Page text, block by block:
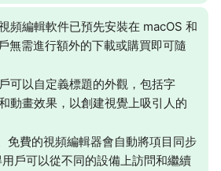
頻編輯軟件已預先安裝在 macOS 和
無需進行額外的下載或購買即可隨
可以自定義標題的外觀，包括字
動畫效果，以創建視覺上吸引人的
免費的視頻編輯器會自動將項目同步
戶可以從不同的設備上訪問和繼續